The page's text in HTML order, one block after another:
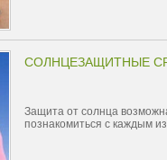
СОЛНЦЕЗАЩИТНЫЕ
Защита от солнца
познакомиться с каждым